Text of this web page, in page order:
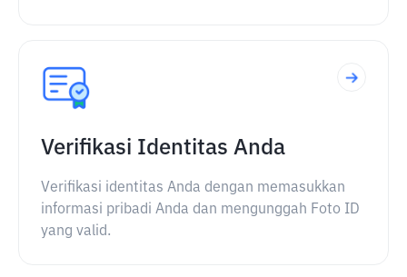
Verifikasi Identitas Anda
Verifikasi identitas Anda dengan memasukkan
informasi pribadi Anda dan mengunggah Foto ID
yang valid.